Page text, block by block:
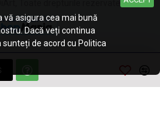
Toate drepturile rezervate.
vă asigura cea mai bună
Dacă veți continua
de acord cu Politica